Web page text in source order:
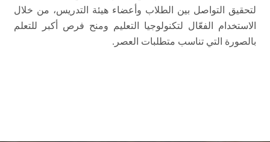
لتحقيق التواصل بين الطلاب وأعضاء هيئة التدريس، من خلال
الاستخدام الفعّال لتكنولوجيا التعليم ومنح فرص أكبر للتعلم
بالصورة التي تناسب متطلبات العصر.